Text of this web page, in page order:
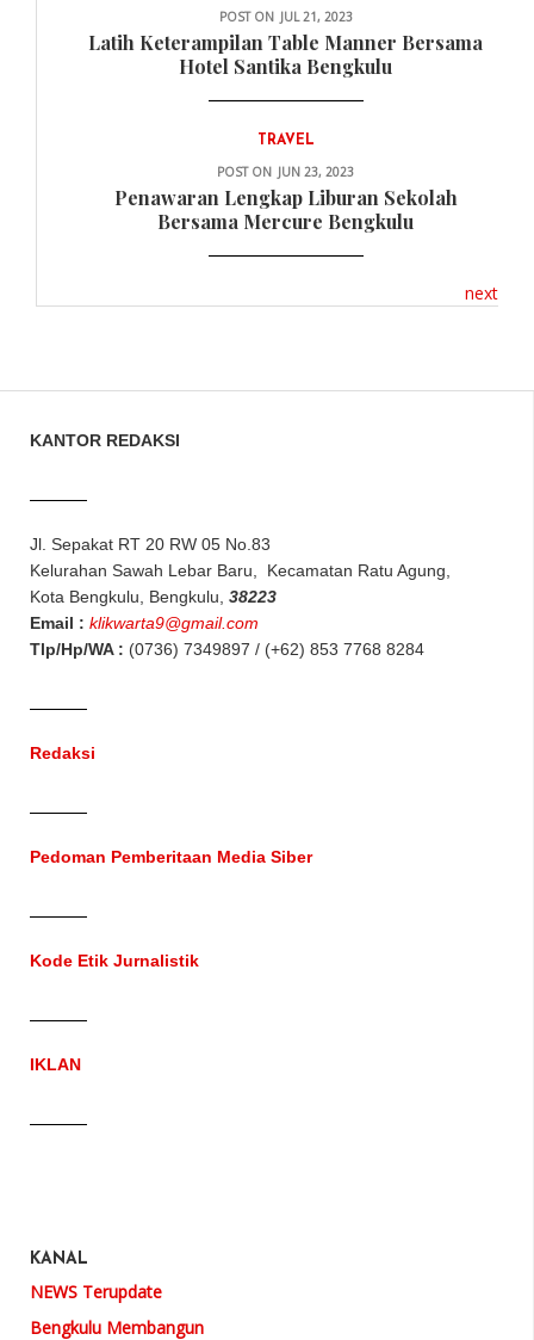
POST ON JUL 21, 2023
Latih Keterampilan Table Manner Bersama
Hotel Santika Bengkulu
TRAVEL
POST ON JUN 23, 2023
Penawaran Lengkap Liburan Sekolah
Bersama Mercure Bengkulu
next
KANTOR REDAKSI
Jl. Sepakat RT 20 RW 05 No.83
Kelurahan Sawah Lebar Baru, Kecamatan Ratu Agung,
Kota Bengkulu, Bengkulu, 38223
Email : klikwarta9@gmail.com
Tlp/Hp/WA : (0736) 7349897 / (+62) 853 7768 8284
Redaksi
Pedoman Pemberitaan Media Siber
Kode Etik Jurnalistik
IKLAN
KANAL
NEWS Terupdate
Bengkulu Membangun